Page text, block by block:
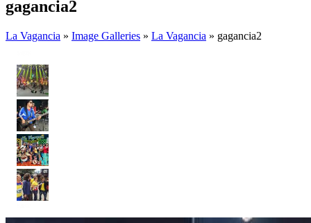
gagancia2
La Vagancia » Image Galleries » La Vagancia » gagancia2